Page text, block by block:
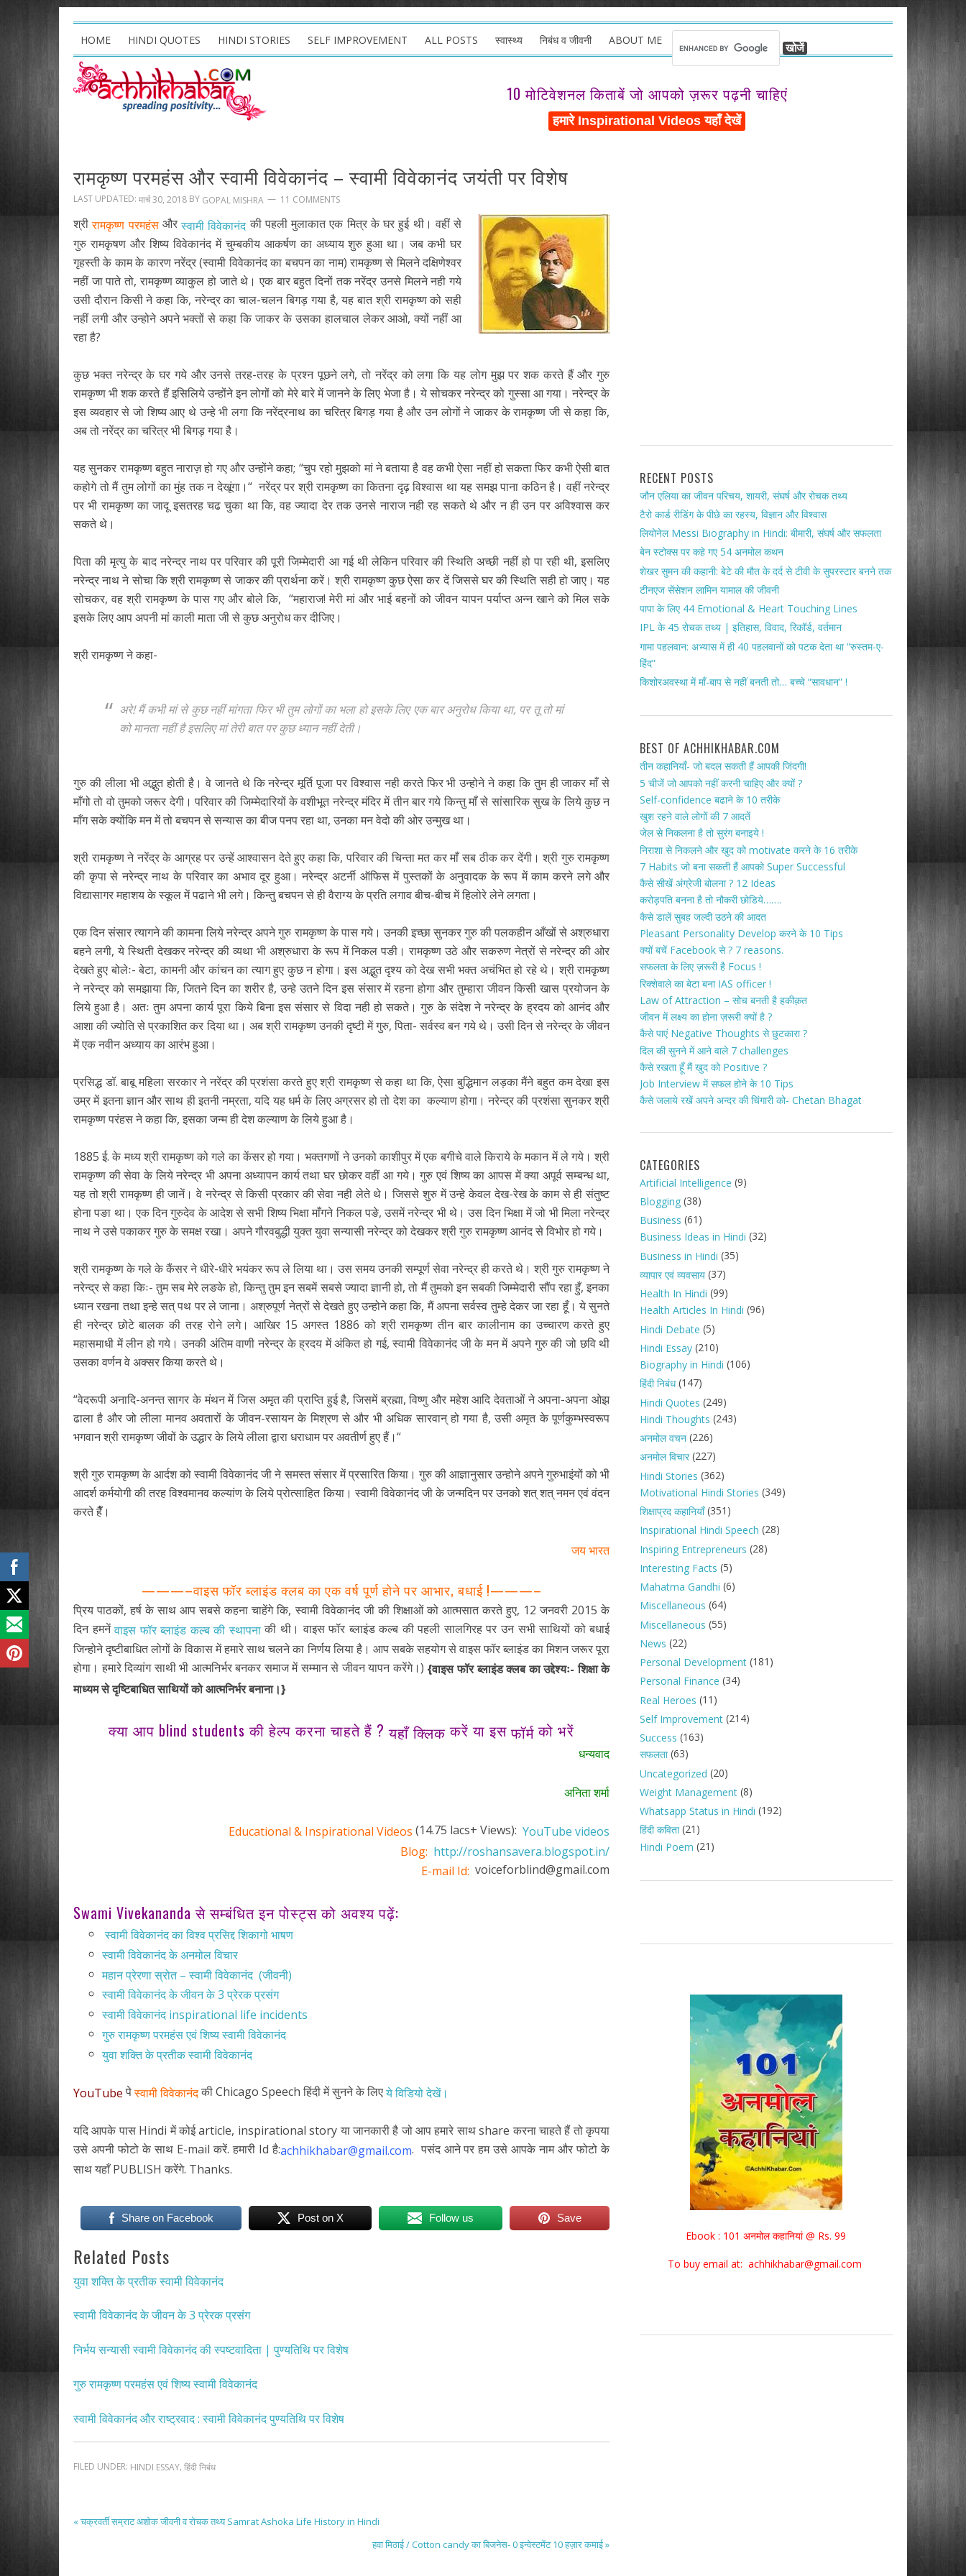
HOME HINDI QUOTES HINDI STORIES SELF IMPROVEMENT ALL POSTS स्वास्थ्य निबंध व जीवनी ABOUT ME
10 मोटिवेशनल किताबें जो आपको ज़रूर पढ़नी चाहिएं
रामकृष्ण परमहंस और स्वामी विवेकानंद – स्वामी विवेकानंद जयंती पर विशेष
LAST UPDATED: मार्च 30, 2018 BY GOPAL MISHRA 11 COMMENTS
श्रीरामकृष्ण परमहंसऔरस्वामी विवेकानंदकी पहली मुलाकात एक मित्र के घर हुई थी। वहीं से
गुरु रामकृषण और शिष्य विवेकानंद में चुम्बकीय आकर्षण का अध्याय शुरु हुआ था। जब कभी घर
गृहस्ती के काम के कारण नरेंद्र (स्वामी विवेकानंद का बचपन का नाम) रामकृष्ण से मिलने दक्षिणेश्वर
नहीं जा पाते तो, रामकृष्ण व्याकुल हो जाते थे। एक बार बहुत दिनों तक नरेंद्र उनसे मिलने नही गये
उसी दौरान किसी ने कहा कि, नरेन्द्र का चाल-चलन बिगड़ गया है, यह बात श्री रामकृष्ण को सही
नहीं लगी और उन्होने अपने भक्तों से कहा कि जाकर के उसका हालचाल लेकर आओ, क्यों नहीं आ
रहा है?
कुछ भक्त नरेन्द्र के घर गये और उनसे तरह-तरह के प्रश्न पूछने लगे, तो नरेंद्र को लगा कि यह लोग मुझ पर शक करते हैं और गुरु
रामकृष्ण भी शक करते हैं इसिलिये उन्होंने इन लोगों को मेरे बारे में जानने के लिए भेजा है। ये सोचकर नरेन्द्र को गुस्सा आ गया। नरेन्द्र के
इस व्यवहार से जो शिष्य आए थे उन्हे भी लगा कि नरेंद्रनाथ का चरित्र बिगड़ गया है और उन लोगों ने जाकर के रामकृष्ण जी से कहा कि,
अब तो नरेंद्र का चरित्र भी बिगड़ गया है।
यह सुनकर रामकृष्ण बहुत नाराज़ हो गए और उन्होंने कहा; “चुप रहो मुझको मां ने बताया है वह कभी ऐसा नहीं हो सकता फिर कभी ऐसी बात
कहोगे तो मैं तुम लोगों का मुंह तक न देखूंगा।“ नरेंद्र पर श्री रामकृष्ण का कितना दृढ़ विश्वास था यह समझ पाना कठिन है। वहीं नरेन्द्र
पर भी रामकृष्ण का जादू इसतरह चढ चुका था कि, वह ज्यादा देर तक उनसे नाराज नही रह सकते थे और न ही उन पर अविश्वास कर
सकते थे।
पिता की मृत्यु के बाद नरेन्द्र नाथ पर परिवार की पूरी जिम्मेदारी आ गई थी लेकिन परिवार की स्थिति अच्छी नहीं हो पा रही थी, इसलिए
नरेन्द्र नाथ ने सोचा कि श्री रामकृष्ण से जाकर की प्रार्थना करें। श्री रामकृष्ण कुछ ऐसा कर दें जिससे घर की स्थिति सही हो जाए। यह
सोचकर, वह श्री रामकृष्ण के पास गए और बोले कि, “महाराज! मेरी मां और भाई बहनों को जीवन यापन पर्याप्त अन्न खाने को मिल सके
इसके लिए आप अपनी मां काली माता जी से कुछ अनुरोध कर दीजिए।
श्री रामकृष्ण ने कहा-
अरे! मैं कभी मां से कुछ नहीं मांगता फिर भी तुम लोगों का भला हो इसके लिए एक बार अनुरोध किया था, पर तू तो मां
को मानता नहीं है इसलिए मां तेरी बात पर कुछ ध्यान नहीं देती।
गुरु की लीला भी अद्भुत होती है। वे जानते थे कि नरेन्द्र मूर्ति पूजा पर विश्वास नही करते फिर भी उन्होने ने कहा कि तुम ही जाकर माँ से
माँगो तो वो तुमको जरूर देगी। परिवार की जिम्मेदारियों के वशीभूत नरेन्द्र मंदिर में तीन बार गये किन्तु माँ से सांसारिक सुख के लिये कुछ न
माँग सके क्योंकि मन में तो बचपन से सन्यास का बीज पनप रहा था, उनका मन वेदो की ओर उन्मुख था।
श्री रामकृष्ण ने नरेंद्र के आग्रह पर उन्हें आश्वासन देते हुए कहा कि, परिवार की चिन्ता मत कर माँ सब ठीक कर देंगी। श्री गुरु रामकृष्ण
की कृपा से नरेन्द्र नाथ के परिवार का अभाव दूर हुआ। नरेन्द्र अटर्नी ऑफिस में पुस्तकों के अनुवादक के रूप में काम करने लगे और
विद्यासागर महाशय के स्कूल में पढाने भी लगे। किन्तु बचपन से ही वैराग्य के प्रति लगाव बीच-बीच में हिलोरे लेने लगता।
एक दिन संसार त्यागने की कामना लिये नरेन्द्र अपने गुरु रामकृष्ण के पास गये। उनकी इच्छा सुनकर गुरु की पलकहीन आँखों से अश्रुधारा
बहने लगी, ये स्थिती देखकर नरेन्द्र की व्यथा भी अश्रुधारा के रूप में निकल पङी। रामकृष्ण उठे और सकरुण नेत्रों से नरेन्द्र की ओर
देखते हुए बोलेः- बेटा, कामनी और कांचन का त्याग हुए कुछ न होगा। इस अद्भुत दृश्य को देख सभी भक्त अचंभित हो रहे थे। श्री रामकृष्ण
ने नरेन्द्र को समझाया कि, जितने दिन का शरीर है, उन्हे उतने दिन इस संसार में रहना होगा और तुम्हारा जीवन किसी खास प्रयोजन के
लिये हुआ है। अतः तुम अपना कार्य पूरा किये बिना इस संसार से विदा नही हो सकते। गुरु के संदेश ने नरेन्द्र के ह्रदय को आनंद और
आशा की ज्योति से प्रकाशित कर दिया था। अब श्री रामकृष्ण उनकी दृष्टी में गुरु, पिता- सर्वस्व बन गये थे। उसी दिन से नरेन्द्र के जीवन
में एक नवीन अध्याय का आरंभ हुआ।
प्रसिद्ध डॉ. बाबू महिला सरकार ने नरेंद्र की प्रशंसा करते हुए श्री रामकृष्ण से कहा था कि, ऐसा बुद्धिमान लड़का मैंने बहुत कम देखा इस
उम्र में इतना ज्ञान और साथ ही इतनी नम्रता, यदि यह धर्म के लिए अग्रसर हो तो देश का कल्याण होगा। नरेन्द्र की प्रशंसा सुनकर श्री
रामकृष्ण परंहस ने कहा कि, इसका जन्म ही देश कल्याण के लिये हुआ है।
1885 ई. के मध्य श्री रामकृष्ण को गले का केंसर हो गया। भक्तगणों ने उनको काशीपुर में एक बगीचे वाले किराये के मकान में ले गये। श्री
रामकृष्ण की सेवा के लिये नरेन्द्र भी अपना अध्यापन कार्य तथा घर छोकर वहीं आ गये। गुरु एवं शिष्य का आपस में क्या अपूर्व सम्बन्ध था,
यह तो श्री रामकृष्ण ही जानें। वे नरेन्द्र से किसी प्रकार की सेवा नही लेते थे। जिससे शुरु में उन्हे केवल देख-रेख के काम से ही संतुष्ट
होना पङा था। एक दिन गुरुदेव के आदेश से सभी शिष्य भिक्षा माँगने निकल पङे, उसमें नरेन्द्र भी थे। उस दिन भिक्षा में जो भी मिला नरेन्द्र
नाथ ने उसे पकाकर गुरु के समक्ष रखा। अपने गौरवबुद्धी युक्त युवा सन्यासी नरेन्द्र को देखकर श्री गुरु रामकृष्ण आनंद से विभोर हो गये।
श्री रामकृष्ण के गले के कैंसर ने धीरे-धीरे भयंकर रूप ले लिया था। उस समय उनकी सम्पूर्ण सेवा नरेन्द्र ही करते थे। श्री गुरु रामकृष्ण ने
नरेन्द्र से कहा किः- तुम सब मेरे लङके हो, किन्तु तुम इन सबमें सबसे ज्यादा ज्ञानी हो, तो मैं तुमको इन सबकी जिम्मेदारी सौंप रहा हुँ, इनका
ध्यान रखना तथा इन्हे सत् पथ पर ले जाना। अश्रुपूर्ण नेत्रों से देखते हुए उन्होने कहा कि, मैं अपना सर्वस्व तुम्हे देकर जा रहा हूँ। ये सुनते
ही नरेन्द्र छोटे बालक की तरह रोने लगे। आखिर 15 अगस्त 1886 को श्री रामकृष्ण तीन बार कालीनाम का उच्चारण करते हुए
महासमाधी में लीन हो गये। उनकी अंतिम वाणी नरेन्द्र के ह्रदय में अंकित हो गई, स्वामी विवेकानंद जी के मन में अपने गुरु की जो छवि थी
उसका वर्णन वे अक्सर किया करते थे।
“वेदरूपी अनादि-अनन्त सागर के मंथन में जिस अमृत की प्राप्ति हुई है, जिसमें ब्रह्मा, विष्णु और महेश आदि देवताओं ने अपना-अपना ओझ
ढाला है और जो लीला मानव अवतारों के जीवन-रसायन के मिश्रण से और भी अधिक सारवान् हो गया है, उसी अमृत के पूर्णकुम्भस्वरूप
भगवान श्री रामकृष्ण जीवों के उद्धार के लिये लीला द्वारा धराधाम पर अवतीर्ण हुए हैं।“
श्री गुरु रामकृष्ण के आर्दश को स्वामी विवेकानंद जी ने समस्त संसार में प्रसारित किया। गुरु की आज्ञानुसार उन्होने अपने गुरुभाइंयों को भी
आदर्श कर्मयोगी की तरह विश्वमानव कल्यांण के लिये प्रोत्साहित किया। स्वामी विवेकानंद जी के जन्मदिन पर उनको शत् शत् नमन एवं वंदन
करते हैँ।
जय भारत
———–वाइस फॉर ब्लाइंड क्लब का एक वर्ष पूर्ण होने पर आभार, बधाई !———–
प्रिय पाठकों, हर्ष के साथ आप सबसे कहना चाहेंगे कि, स्वामी विवेकानंद जी की शिक्षाओं को आत्मसात करते हुए, 12 जनवरी 2015 के
दिन हमनेंवाइस फॉर ब्लाइंड कल्ब की स्थापनाकी थी। वाइस फॉर ब्लाइंड कल्ब की पहली सालगिरह पर उन सभी साथियों को बधाई
जिन्होने दृष्टीबाधित लोगों के विकास में हमारे साथ चलने का निर्णय लिया है। आप सबके सहयोग से वाइस फॉर ब्लाइंड का मिशन जरूर पूरा
होगा। हमारे दिव्यांग साथी भी आत्मनिर्भर बनकर समाज में सम्मान से जीवन यापन करेंगे।) {वाइस फॉर ब्लाइंड क्लब का उद्देश्यः- शिक्षा के
माध्यम से दृष्टिबाधित साथियों को आत्मनिर्भर बनाना।}
क्या आप blind students की हेल्प करना चाहते हैं ?यहाँ क्लिककरें या इसफॉर्मको भरें
धन्यवाद
अनिता शर्मा
Educational & Inspirational Videos (14.75 lacs+ Views):YouTube videos
Blog: http://roshansavera.blogspot.in/
E-mail Id: voiceforblind@gmail.com
Swami Vivekananda से सम्बंधित इन पोस्ट्स को अवश्य पढ़ें:
स्वामी विवेकानंद का विश्व प्रसिद्द शिकागो भाषण
स्वामी विवेकानंद के अनमोल विचार
महान प्रेरणा स्रोत – स्वामी विवेकानंद (जीवनी)
स्वामी विवेकानंद के जीवन के 3 प्रेरक प्रसंग
स्वामी विवेकानंद inspirational life incidents
गुरु रामकृष्ण परमहंस एवं शिष्य स्वामी विवेकानंद
युवा शक्ति के प्रतीक स्वामी विवेकानंद
YouTubeपेस्वामी विवेकानंदकी Chicago Speech हिंदी में सुनने के लिएये विडियो देखें।
यदि आपके पास Hindi में कोई article, inspirational story या जानकारी है जो आप हमारे साथ share करना चाहते हैं तो कृपया
उसे अपनी फोटो के साथ E-mail करें. हमारी Id है:achhikhabar@gmail.com. पसंद आने पर हम उसे आपके नाम और फोटो के
साथ यहाँ PUBLISH करेंगे. Thanks.
Share on Facebook Post on X Follow us Save
Related Posts
युवा शक्ति के प्रतीक स्वामी विवेकानंद
स्वामी विवेकानंद के जीवन के 3 प्रेरक प्रसंग
निर्भय सन्यासी स्वामी विवेकानंद की स्पष्टवादिता | पुण्यतिथि पर विशेष
गुरु रामकृष्ण परमहंस एवं शिष्य स्वामी विवेकानंद
स्वामी विवेकानंद और राष्ट्रवाद : स्वामी विवेकानंद पुण्यतिथि पर विशेष
FILED UNDER: HINDI ESSAY, हिंदी निबंध
« चक्रवर्ती सम्राट अशोक जीवनी व रोचक तथ्य Samrat Ashoka Life History in Hindi
हवा मिठाई / Cotton candy का बिजनेस- 0 इन्वेस्टमेंट 10 हज़ार कमाई »
RECENT POSTS
जौन एलिया का जीवन परिचय, शायरी, संघर्ष और रोचक तथ्य
टैरो कार्ड रीडिंग के पीछे का रहस्य, विज्ञान और विश्वास
लियोनेल Messi Biography in Hindi: बीमारी, संघर्ष और सफलता
बेन स्टोक्स पर कहे गए 54 अनमोल कथन
शेखर सुमन की कहानी: बेटे की मौत के दर्द से टीवी के सुपरस्टार बनने तक
टीनएज सेंसेशन लामिन यामाल की जीवनी
पापा के लिए 44 Emotional & Heart Touching Lines
IPL के 45 रोचक तथ्य | इतिहास, विवाद, रिकॉर्ड, वर्तमान
गामा पहलवान: अभ्यास में ही 40 पहलवानों को पटक देता था “रुस्तम-ए-
हिंद”
किशोरअवस्था में माँ-बाप से नहीं बनती तो… बच्चे “सावधान” !
BEST OF ACHHIKHABAR.COM
तीन कहानियाँ- जो बदल सकती हैं आपकी जिंदगी!
5 चीजें जो आपको नहीं करनी चाहिए और क्यों ?
Self-confidence बढाने के 10 तरीके
खुश रहने वाले लोगों की 7 आदतें
जेल से निकलना है तो सुरंग बनाइये !
निराशा से निकलने और खुद को motivate करने के 16 तरीके
7 Habits जो बना सकती हैं आपको Super Successful
कैसे सीखें अंग्रेजी बोलना ? 12 Ideas
करोड़पति बनना है तो नौकरी छोडिये…….
कैसे डालें सुबह जल्दी उठने की आदत
Pleasant Personality Develop करने के 10 Tips
क्यों बचें Facebook से ? 7 reasons.
सफलता के लिए ज़रूरी है Focus !
रिक्शेवाले का बेटा बना IAS officer !
Law of Attraction – सोच बनती है हकीक़त
जीवन में लक्ष्य का होना ज़रूरी क्यों है ?
कैसे पाएं Negative Thoughts से छुटकारा ?
दिल की सुनने में आने वाले 7 challenges
कैसे रखता हूँ मैं खुद को Positive ?
Job Interview में सफल होने के 10 Tips
कैसे जलाये रखें अपने अन्दर की चिंगारी को- Chetan Bhagat
CATEGORIES
Artificial Intelligence (9)
Blogging(38)
Business (61)
Business Ideas in Hindi (32)
Business in Hindi (35)
व्यापार एवं व्यवसाय(37)
Health In Hindi (99)
Health Articles In Hindi (96)
Hindi Debate (5)
Hindi Essay(210)
Biography in Hindi (106)
हिंदी निबंध(147)
Hindi Quotes (249)
Hindi Thoughts (243)
अनमोल वचन(226)
अनमोल विचार(227)
Hindi Stories (362)
Motivational Hindi Stories (349)
शिक्षाप्रद कहानियाँ(351)
Inspirational Hindi Speech (28)
Inspiring Entrepreneurs (28)
Interesting Facts (5)
Mahatma Gandhi (6)
Miscellaneous (64)
Miscellaneous (55)
News (22)
Personal Development(181)
Personal Finance (34)
Real Heroes (11)
Self Improvement(214)
Success (163)
सफलता(63)
Uncategorized (20)
Weight Management(8)
Whatsapp Status in Hindi (192)
हिंदी कविता(21)
Hindi Poem (21)
Ebook : 101 अनमोल कहानियां @ Rs. 99
To buy email at: achhikhabar@gmail.com